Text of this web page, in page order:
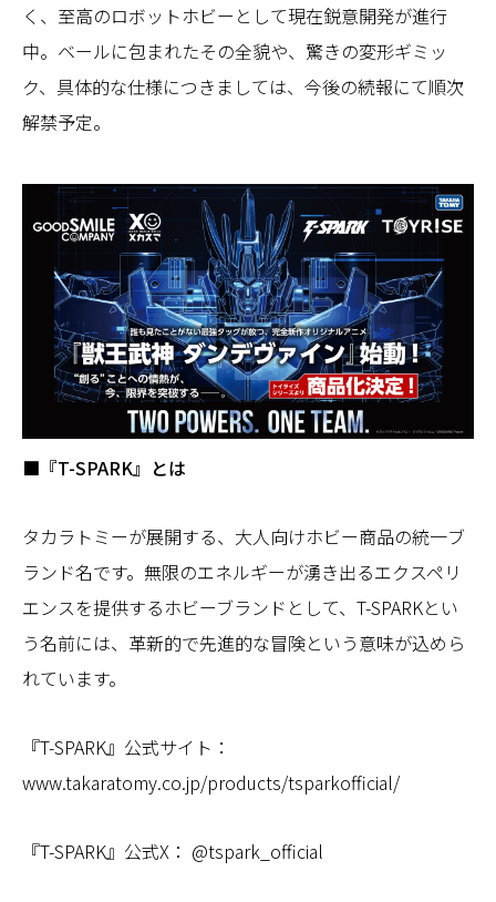
く、至高のロボットホビーとして現在鋭意開発が進行
中。ベールに包まれたその全貌や、驚きの変形ギミッ
ク、具体的な仕様につきましては、今後の続報にて順次
解禁予定。
■『T-SPARK』とは
タカラトミーが展開する、大人向けホビー商品の統一ブ
ランド名です。無限のエネルギーが湧き出るエクスペリ
エンスを提供するホビーブランドとして、T-SPARKとい
う名前には、革新的で先進的な冒険という意味が込めら
れています。
『T-SPARK』公式サイト：
www.takaratomy.co.jp/products/tsparkofficial/
『T-SPARK』公式X： @tspark_official